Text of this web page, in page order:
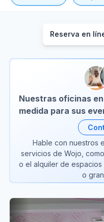
Reserva en
Nuestras oficinas
medida para sus
Hable con nuestros
servicios de Wojo,
o el alquiler de
o